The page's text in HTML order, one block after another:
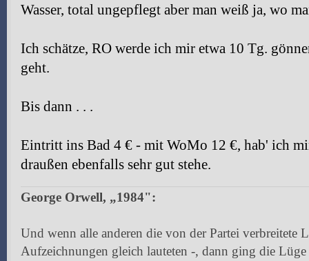
Wasser, total ungepflegt aber man weiß ja, wo
Ich schätze, RO werde ich mir etwa 10 Tg.
geht.
Bis dann . . .
Eintritt ins Bad 4 € - mit WoMo 12 €, hab' ich
draußen ebenfalls sehr gut stehe.
George Orwell, „1984":
Und wenn alle anderen die von der Partei verbreitete
Aufzeichnungen gleich lauteten -, dann ging die